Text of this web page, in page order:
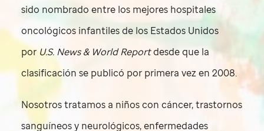
sido nombrado entre los mejores hospitales
oncológicos infantiles de los Estados Unidos
porU.S. News & World Reportdesde que la
clasificación se publicó por primera vez en 2008.
Nosotros tratamos a niños con cáncer, trastornos
sanguíneos y neurológicos, enfermedades